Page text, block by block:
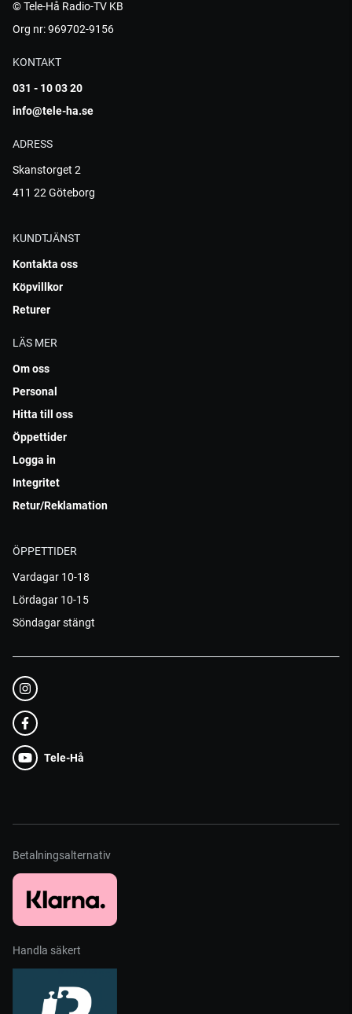
© Tele-Hå Radio-TV KB
Org nr: 969702-9156
KONTAKT
031 - 10 03 20
info@tele-ha.se
ADRESS
Skanstorget 2
411 22 Göteborg
KUNDTJÄNST
Kontakta oss
Köpvillkor
Returer
LÄS MER
Om oss
Personal
Hitta till oss
Öppettider
Logga in
Integritet
Retur/Reklamation
ÖPPETTIDER
Vardagar 10-18
Lördagar 10-15
Söndagar stängt
Tele-Hå
Betalningsalternativ
Handla säkert